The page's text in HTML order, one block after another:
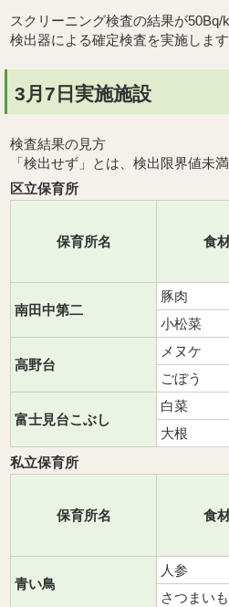
スクリーニング検査の結果が
検出器による確定検査を実施します
3月7日実施施設
検査結果の見方
「検出せず」とは、検出限界値未
区立保育所
保育所名 食
南田中第二
豚肉
小松菜
高野台
メヌケ
ごぼう
富士見台こぶし
白菜
大根
私立保育所
保育所名 食
青い鳥
人参
さつまいも